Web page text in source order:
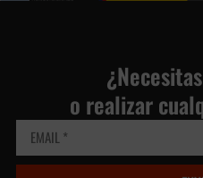
¿Necesitas
o realizar